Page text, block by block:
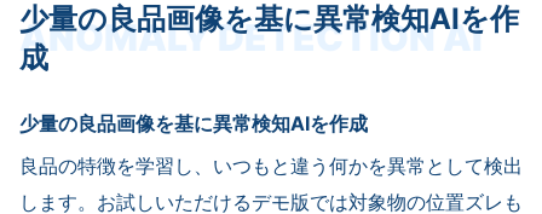
ANOMALY DETECTION AI
少量の良品画像を基に異常検知AIを作
成
少量の良品画像を基に異常検知AIを作成
良品の特徴を学習し、いつもと違う何かを異常として検出
します。お試しいただけるデモ版では対象物の位置ズレも